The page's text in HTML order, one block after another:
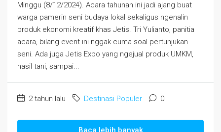
Minggu (8/12/2024). Acara tahunan ini jadi ajang buat
warga pamerin seni budaya lokal sekaligus ngenalin
produk ekonomi kreatif khas Jetis. Tri Yulianto, panitia
acara, bilang event ini nggak cuma soal pertunjukan
seni. Ada juga Jetis Expo yang ngejual produk UMKM,
hasil tani, sampai...
2 tahun lalu Destinasi Populer 0
Baca lebih banyak